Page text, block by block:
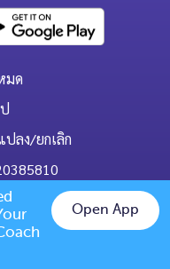
มด
ลง/ยกเลิก
น. - 17.00 น.)
Chat on LINE
Open App